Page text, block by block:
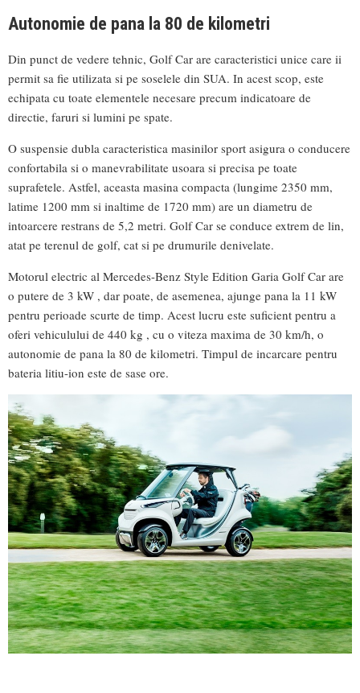
Autonomie de pana la 80 de kilometri
Din punct de vedere tehnic, Golf Car are caracteristici unice care ii
permit sa fie utilizata si pe soselele din SUA. In acest scop, este
echipata cu toate elementele necesare precum indicatoare de
directie, faruri si lumini pe spate.
O suspensie dubla caracteristica masinilor sport asigura o conducere
confortabila si o manevrabilitate usoara si precisa pe toate
suprafetele. Astfel, aceasta masina compacta (lungime 2350 mm,
latime 1200 mm si inaltime de 1720 mm) are un diametru de
intoarcere restrans de 5,2 metri. Golf Car se conduce extrem de lin,
atat pe terenul de golf, cat si pe drumurile denivelate.
Motorul electric al Mercedes-Benz Style Edition Garia Golf Car are
o putere de 3 kW , dar poate, de asemenea, ajunge pana la 11 kW
pentru perioade scurte de timp. Acest lucru este suficient pentru a
oferi vehiculului de 440 kg , cu o viteza maxima de 30 km/h, o
autonomie de pana la 80 de kilometri. Timpul de incarcare pentru
bateria litiu-ion este de sase ore.